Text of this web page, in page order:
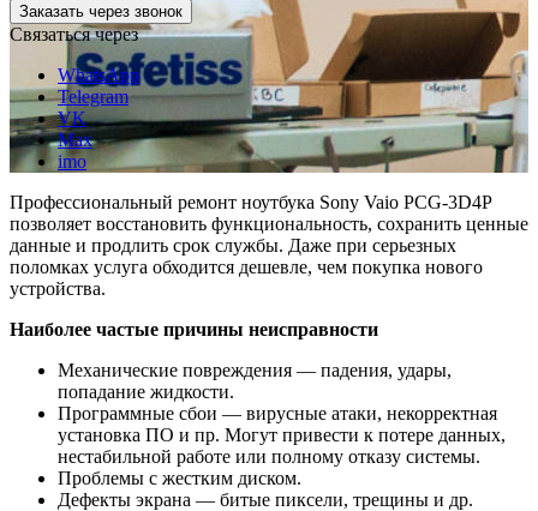
Заказать через звонок
Связаться через
WhatsApp
Telegram
VK
Max
imo
Профессиональный ремонт ноутбука Sony Vaio PCG-3D4P
позволяет восстановить функциональность, сохранить ценные
данные и продлить срок службы. Даже при серьезных
поломках услуга обходится дешевле, чем покупка нового
устройства.
Наиболее частые причины неисправности
Механические повреждения — падения, удары,
попадание жидкости.
Программные сбои — вирусные атаки, некорректная
установка ПО и пр. Могут привести к потере данных,
нестабильной работе или полному отказу системы.
Проблемы с жестким диском.
Дефекты экрана — битые пиксели, трещины и др.